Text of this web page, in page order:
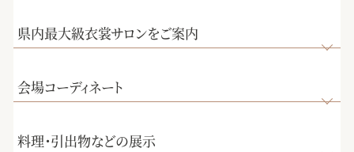
県内最大級衣裳サロンをご案内
会場コーディネート
料理・引出物などの展示